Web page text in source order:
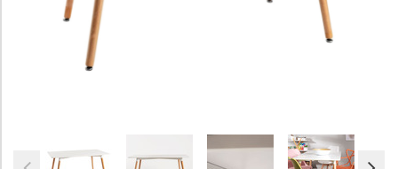
Profesionales